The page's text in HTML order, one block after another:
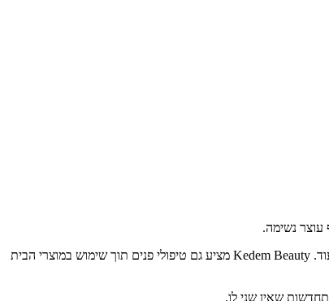
Kedem Beauty מציע גם טיפולי פנים תוך שימוש במוצרי הבית
שאין שני לו.